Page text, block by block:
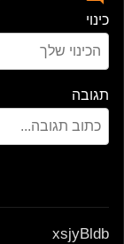
כינוי
תגובה
xsjyBldb